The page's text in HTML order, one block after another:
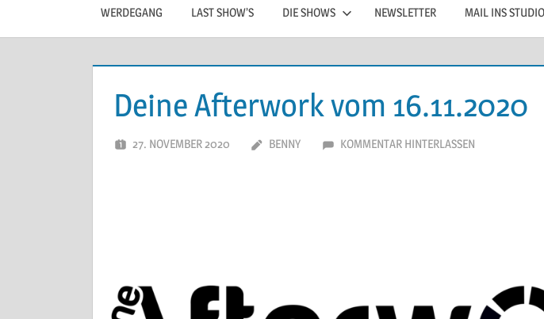
WERDEGANG LAST SHOW’S DIE SHOWS NEWSLETTER MAIL INS STUDIO
Deine Afterwork vom 16.11.2020
27. NOVEMBER 2020 BENNY KOMMENTAR HINTERLASSEN